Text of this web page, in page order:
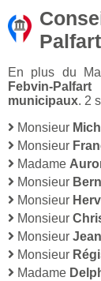
Palfart
En plus du
Febvin-
municipaux. 2
Monsieur
Monsieur
Madame
Monsieur
Monsieur
Monsieur
Monsieur
Monsieur
Madame